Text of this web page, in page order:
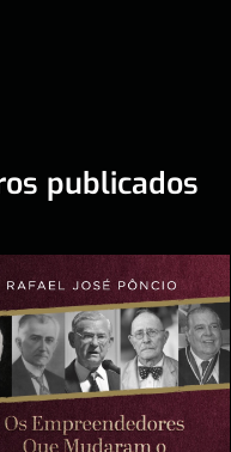
publicados